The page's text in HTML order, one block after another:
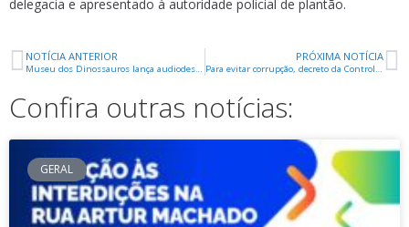
delegacia e apresentado à autoridade policial de plantão.
NOTÍCIA ANTERIOR
Museu dos Dinossauros lança audiodescrição para inclusão de deficientes visuais
PRÓXIMA NOTÍCIA
Para evitar corrupção, decreto da Controladoria proíbe agente público de receber presente
Confira outras notícias:
GERAL